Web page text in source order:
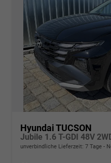
Hyundai TUCSON
unverbindliche Lieferzeit: 7 Tage